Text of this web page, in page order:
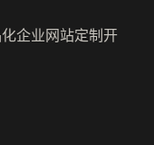
企业网站定制开